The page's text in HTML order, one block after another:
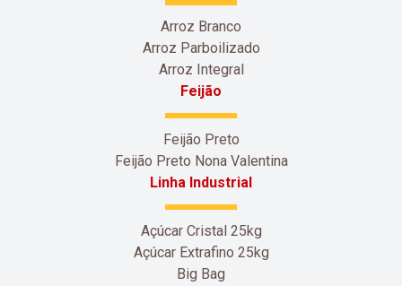
Arroz Branco
Arroz Parboilizado
Arroz Integral
Feijão
Feijão Preto
Feijão Preto Nona Valentina
Linha Industrial
Açúcar Cristal 25kg
Açúcar Extrafino 25kg
Big Bag